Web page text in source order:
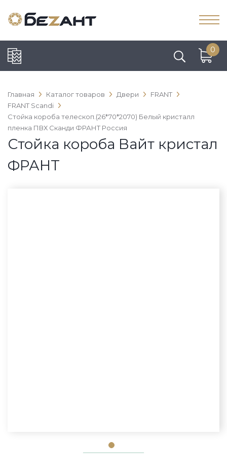
0
Главная Каталог товаров Двери
FRANT
FRANT Scandi
Стойка короба телескоп.(26*70*2070) Белый кристалл
пленка ПВХ Сканди ФРАНТ Россия
Стойка короба Вайт кристал
ФРАНТ